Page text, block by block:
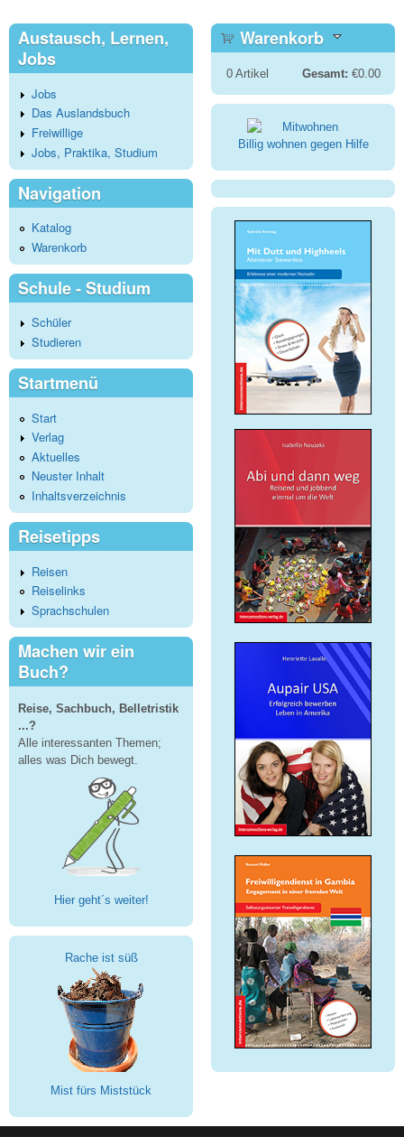
Austausch, Lernen,
Jobs
Jobs
Das Auslandsbuch
Freiwillige
Jobs, Praktika, Studium
Navigation
Katalog
Warenkorb
Schule - Studium
Schüler
Studieren
Startmenü
Start
Verlag
Aktuelles
Neuster Inhalt
Inhaltsverzeichnis
Reisetipps
Reisen
Reiselinks
Sprachschulen
Machen wir ein
Buch?
Reise, Sachbuch, Belletristik
...?
Alle interessanten Themen;
alles was Dich bewegt.
Hier geht´s weiter!
Rache ist süß
Mist fürs Miststück
Warenkorb
0Artikel Gesamt: €0.00
Billig wohnen gegen Hilfe